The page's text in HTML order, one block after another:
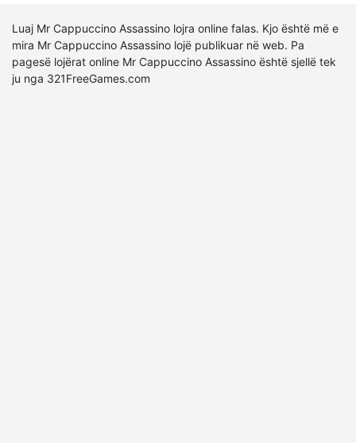
Luaj Mr Cappuccino Assassino lojra online falas. Kjo është më e
mira Mr Cappuccino Assassino lojë publikuar në web. Pa
pagesë lojërat online Mr Cappuccino Assassino është sjellë tek
ju nga 321FreeGames.com